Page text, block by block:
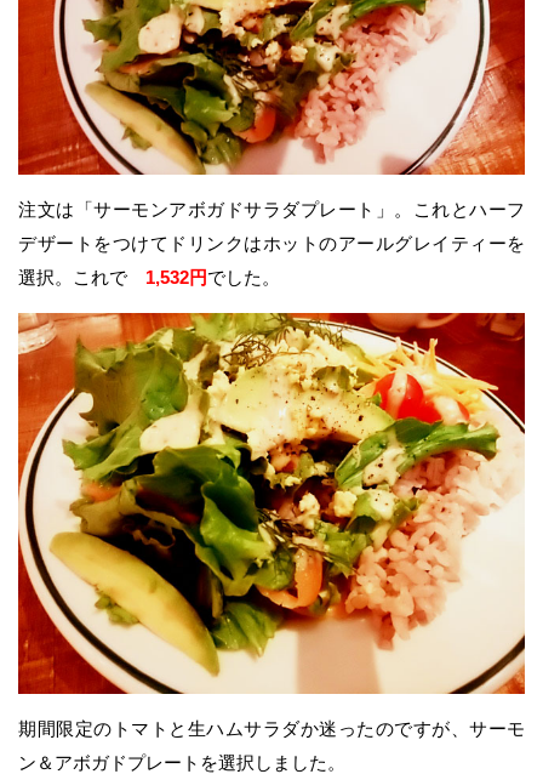
注文は「サーモンアボガドサラダプレート」。これとハーフ
デザートをつけてドリンクはホットのアールグレイティーを
選択。これで 1,532円でした。
期間限定のトマトと生ハムサラダか迷ったのですが、サーモ
ン＆アボガドプレートを選択しました。